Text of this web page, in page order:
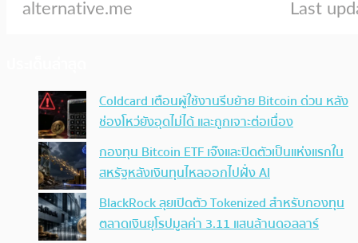
Coldcard เตือนผู้ใช้งานรีบย้าย Bitcoin ด่วน หลัง
ช่องโหว่ยังอุดไม่ได้ และถูกเจาะต่อเนื่อง
กองทุน Bitcoin ETF เจ๊งและปิดตัวเป็นแห่งแรกใน
สหรัฐหลังเงินทุนไหลออกไปฝั่ง AI
BlackRock ลุยเปิดตัว Tokenized สำหรับกองทุน
ตลาดเงินยุโรปมูลค่า 3.11 แสนล้านดอลลาร์